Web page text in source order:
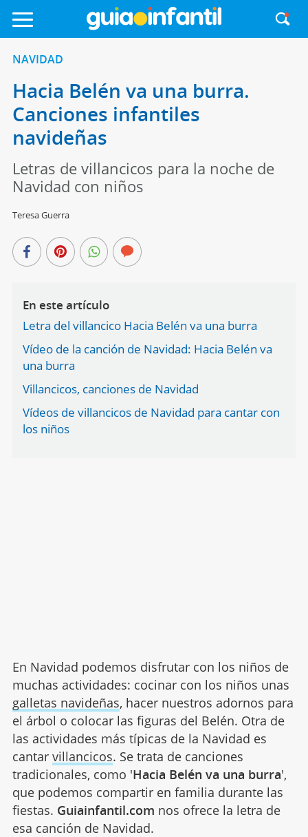
NAVIDAD
Hacia Belén va una burra.
Canciones infantiles
navideñas
Letras de villancicos para la noche de
Navidad con niños
Teresa Guerra
En este artículo
Letra del villancico Hacia Belén va una burra
Vídeo de la canción de Navidad: Hacia Belén va
una burra
Villancicos, canciones de Navidad
Vídeos de villancicos de Navidad para cantar con
los niños
En Navidad podemos disfrutar con los niños de
muchas actividades: cocinar con los niños unas
galletas navideñas, hacer nuestros adornos para
el árbol o colocar las figuras del Belén. Otra de
las actividades más típicas de la Navidad es
cantar villancicos. Se trata de canciones
tradicionales, como 'Hacia Belén va una burra',
que podemos compartir en familia durante las
fiestas. Guiainfantil.com nos ofrece la letra de
esa canción de Navidad.